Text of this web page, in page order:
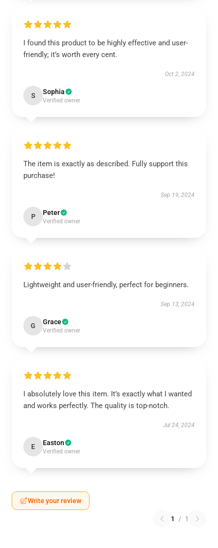
I found this product to be highly effective and user-
friendly; it’s worth every cent.
Oct 2, 2024
S Sophia
Verified owner
The item is exactly as described. Fully support this
purchase!
Sep 19, 2024
P Peter
Verified owner
Lightweight and user-friendly, perfect for beginners.
Sep 13, 2024
G Grace
Verified owner
I absolutely love this item. It’s exactly what I wanted
and works perfectly. The quality is top-notch.
Jul 24, 2024
E Easton
Verified owner
Write your review
1 / 1